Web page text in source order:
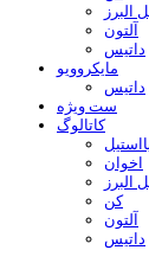
البرز
آلتون
داتیس
مایکروویو
داتیس
ست ویژه
کاتالوگ
اخوان
البرز
کن
آلتون
داتیس